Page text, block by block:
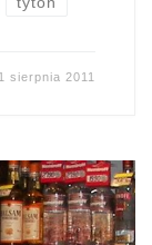
sierpnia 2011